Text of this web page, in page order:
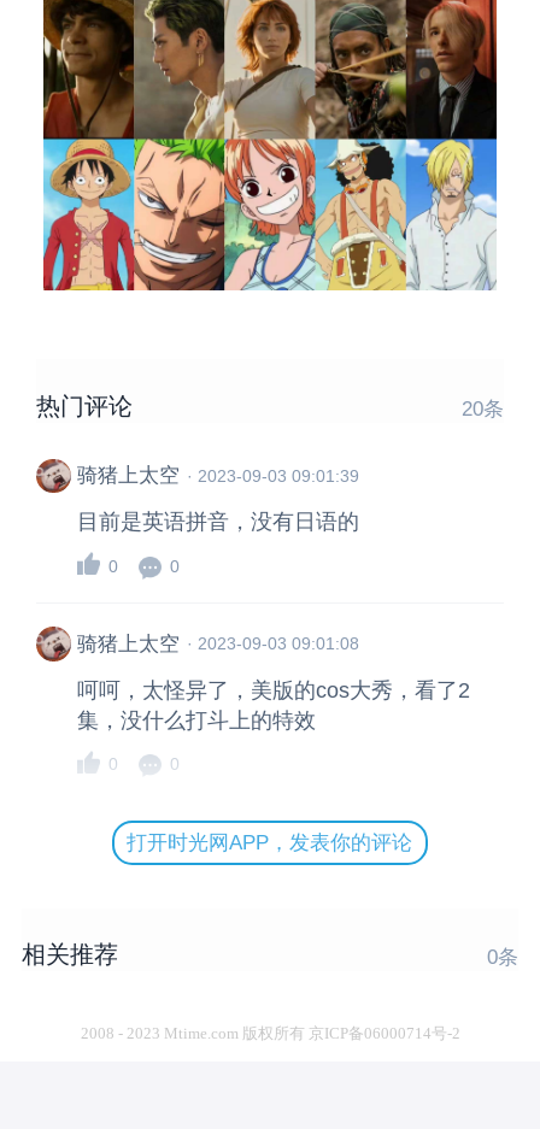
热门评论 20条
骑猪上太空 · 2023-09-03 09:01:39
目前是英语拼音，没有日语的
0 0
骑猪上太空 ·2023-09-03 09:01:08
呵呵，太怪异了，美版的cos大秀，看了2
集，没什么打斗上的特效
0 0
打开时光网APP，发表你的评论
相关推荐 0条
2008 - 2023 Mtime.com 版权所有 京ICP备06000714号-2